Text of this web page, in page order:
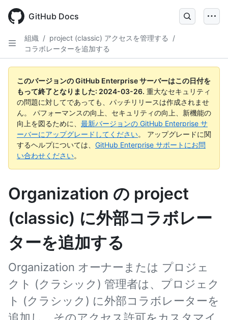
main
content
GitHub Docs
組織 / project (classic) アクセスを管理する
/
コラボレーターを追加する
このバージョンの GitHub Enterprise サーバーはこの日付を
もって終了となりました: 2024-03-26. 重大なセキュリティ
の問題に対してであっても、パッチリリースは作成されませ
ん。 パフォーマンスの向上、セキュリティの向上、新機能の
向上を図るために、 最新バージョンの GitHub Enterprise サ
ーバーにアップグレードしてください。 アップグレードに関
するヘルプについては、 GitHub Enterprise サポートにお問
い合わせください。
Organization の project
(classic) に外部コラボレー
ターを追加する
Organization オーナーまたは プロジェ
クト (クラシック) 管理者は、プロジェク
ト (クラシック) に外部コラボレーターを